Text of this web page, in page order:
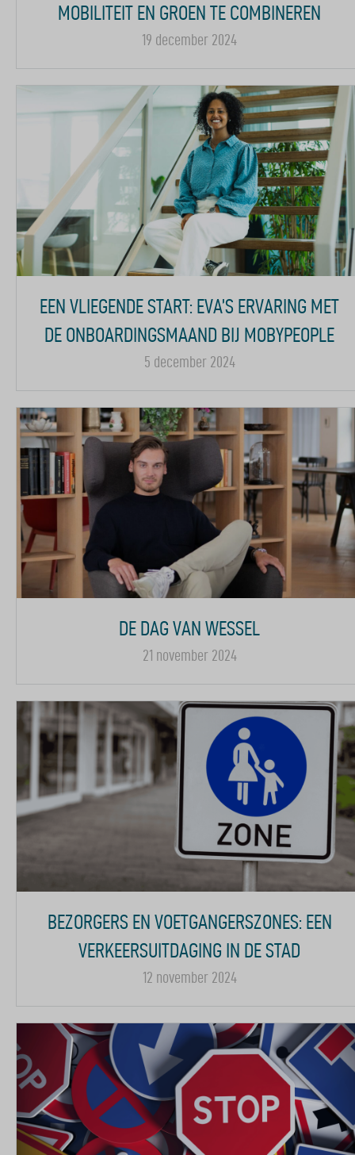
MOBILITEIT EN GROEN TE COMBINEREN
19 december 2024
EEN VLIEGENDE START: EVA’S ERVARING MET
DE ONBOARDINGSMAAND BIJ MOBYPEOPLE
5 december 2024
DE DAG VAN WESSEL
21 november 2024
BEZORGERS EN VOETGANGERSZONES: EEN
VERKEERSUITDAGING IN DE STAD
12 november 2024